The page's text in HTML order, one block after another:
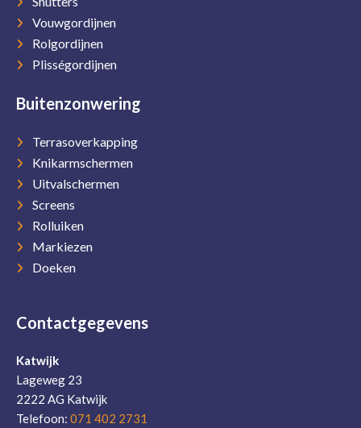
Vouwgordijnen
Rolgordijnen
Plisségordijnen
Buitenzonwering
Terrasoverkapping
Knikarmschermen
Uitvalschermen
Screens
Rolluiken
Markiezen
Doeken
Contactgegevens
Katwijk
Lageweg 23
2222 AG Katwijk
Telefoon: 071 402 2731